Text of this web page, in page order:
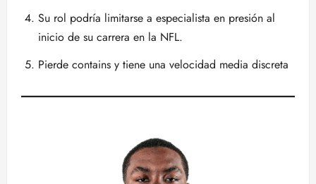
Su rol podría limitarse a especialista en presión al
inicio de su carrera en la NFL.
Pierde contains y tiene una velocidad media discreta